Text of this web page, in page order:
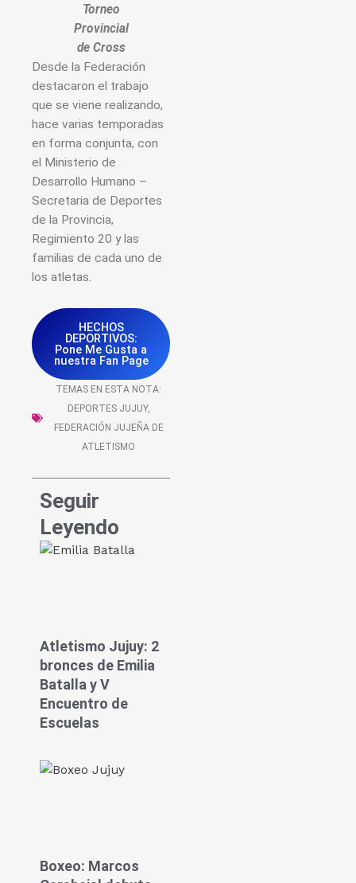
Torneo
Provincial
de Cross
Desde la Federación
destacaron el trabajo
que se viene realizando,
hace varias temporadas
en forma conjunta, con
el Ministerio de
Desarrollo Humano –
Secretaria de Deportes
de la Provincia,
Regimiento 20 y las
familias de cada uno de
los atletas.
HECHOS
DEPORTIVOS:
Pone Me Gusta a
nuestra Fan Page
TEMAS EN ESTA NOTA:
DEPORTES JUJUY,
FEDERACIÓN JUJEÑA DE
ATLETISMO
Seguir
Leyendo
Atletismo Jujuy: 2
bronces de Emilia
Batalla y V
Encuentro de
Escuelas
Boxeo: Marcos